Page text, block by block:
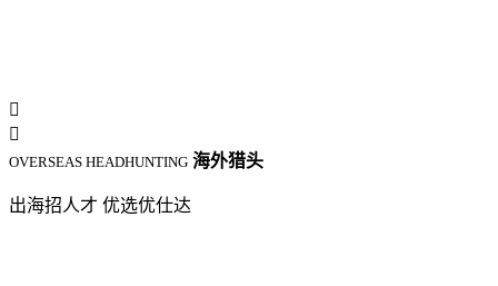


OVERSEAS HEADHUNTING 海外猎头
出海招人才 优选优仕达